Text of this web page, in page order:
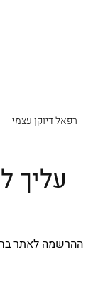
רפאל דיוקן עצמי
עליך
ההרשמה לאתר